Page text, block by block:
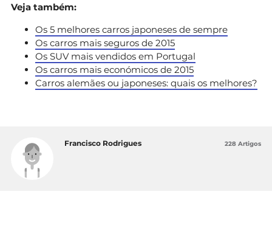
Veja também:
Os 5 melhores carros japoneses de sempre
Os carros mais seguros de 2015
Os SUV mais vendidos em Portugal
Os carros mais económicos de 2015
Carros alemães ou japoneses: quais os melhores?
Francisco Rodrigues 228 Artigos